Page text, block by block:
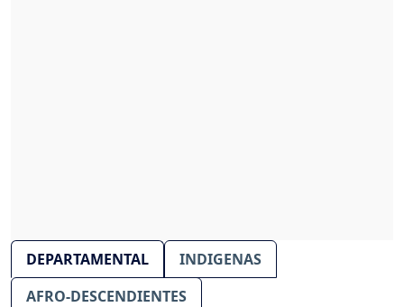
DEPARTAMENTAL
INDIGENAS
AFRO-DESCENDIENTES